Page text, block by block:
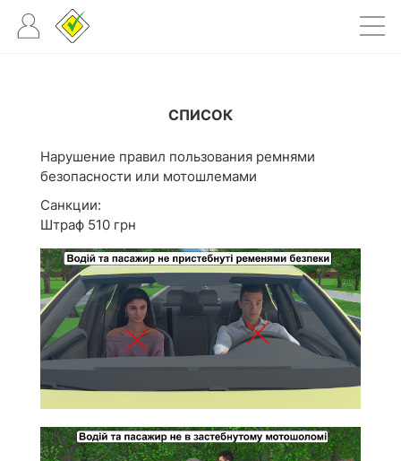
СПИСОК
Нарушение правил пользования ремнями
безопасности или мотошлемами
Санкции:
Штраф 510 грн